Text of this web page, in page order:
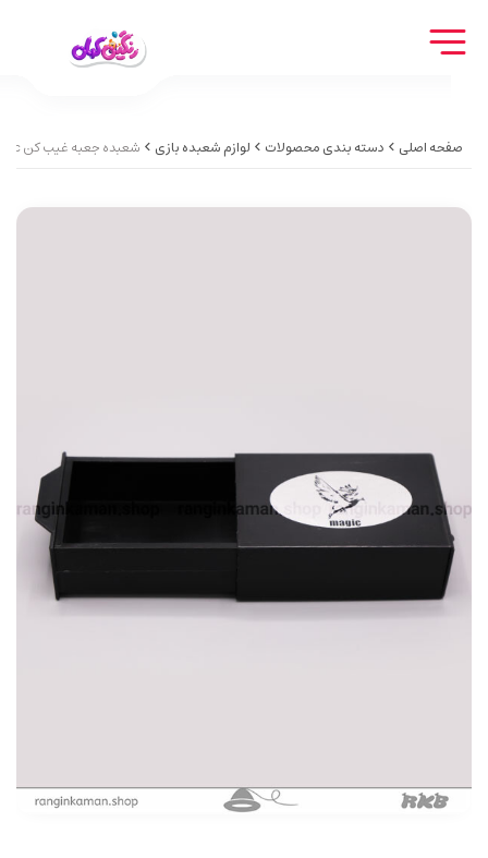
صفحه اصلی دسته بندی محصولات لوازم شعبده بازی شعبده جعبه غیب کن Hide the box magic